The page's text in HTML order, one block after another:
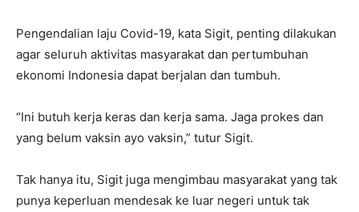
Pengendalian laju Covid-19, kata Sigit, penting dilakukan
agar seluruh aktivitas masyarakat dan pertumbuhan
ekonomi Indonesia dapat berjalan dan tumbuh.
“Ini butuh kerja keras dan kerja sama. Jaga prokes dan
yang belum vaksin ayo vaksin,” tutur Sigit.
Tak hanya itu, Sigit juga mengimbau masyarakat yang tak
punya keperluan mendesak ke luar negeri untuk tak